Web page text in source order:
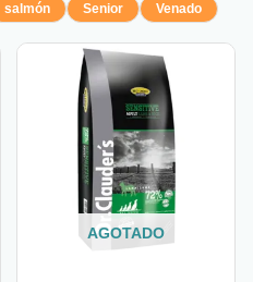
salmón Senior Venado
AGOTADO